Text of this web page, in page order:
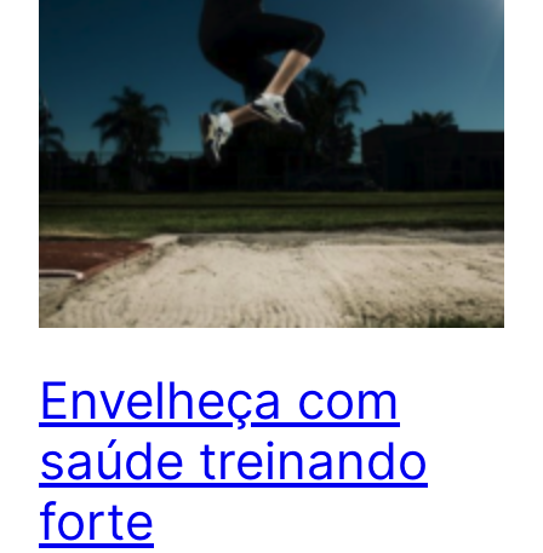
Envelheça com
saúde treinando
forte